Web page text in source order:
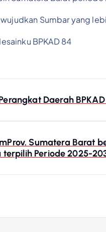
Sumbar yang
Daerah
Sumatera Barat
terpilih Periode 2025-